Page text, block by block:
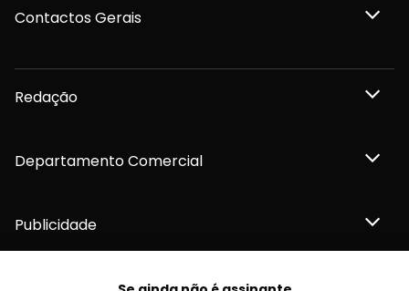
Contactos Gerais
Redação
Departamento Comercial
Publicidade